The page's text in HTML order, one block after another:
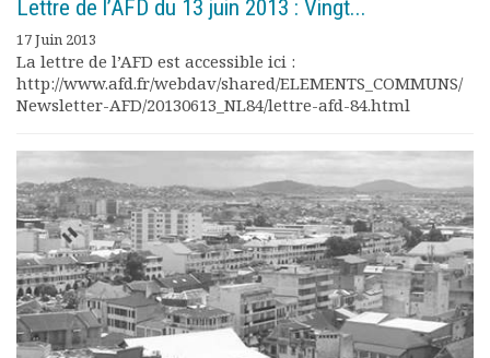
Lettre de l’AFD du 13 juin 2013 : Vingt...
17 Juin 2013
La lettre de l’AFD est accessible ici :
http://www.afd.fr/webdav/shared/ELEMENTS_COMMUNS/
Newsletter-AFD/20130613_NL84/lettre-afd-84.html